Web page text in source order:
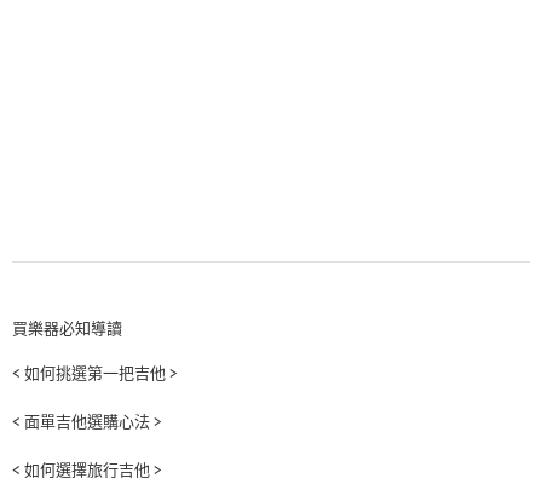
買樂器必知導讀
< 如何挑選第一把吉他 >
< 面單吉他選購心法 >
< 如何選擇旅行吉他 >